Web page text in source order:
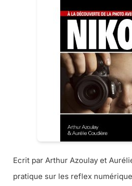
Ecrit par Arthur Azoulay et
pratique sur les reflex